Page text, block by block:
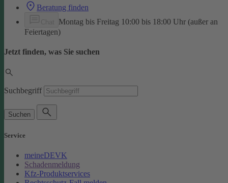
Beratung finden
Montag bis Freitag 10:00 bis 18:00 Uhr (außer an
Feiertagen)
Jetzt finden, was Sie suchen
Suchbegriff
Suchen
Service
meineDEVK
Schadenmeldung
Kfz-Produktservices